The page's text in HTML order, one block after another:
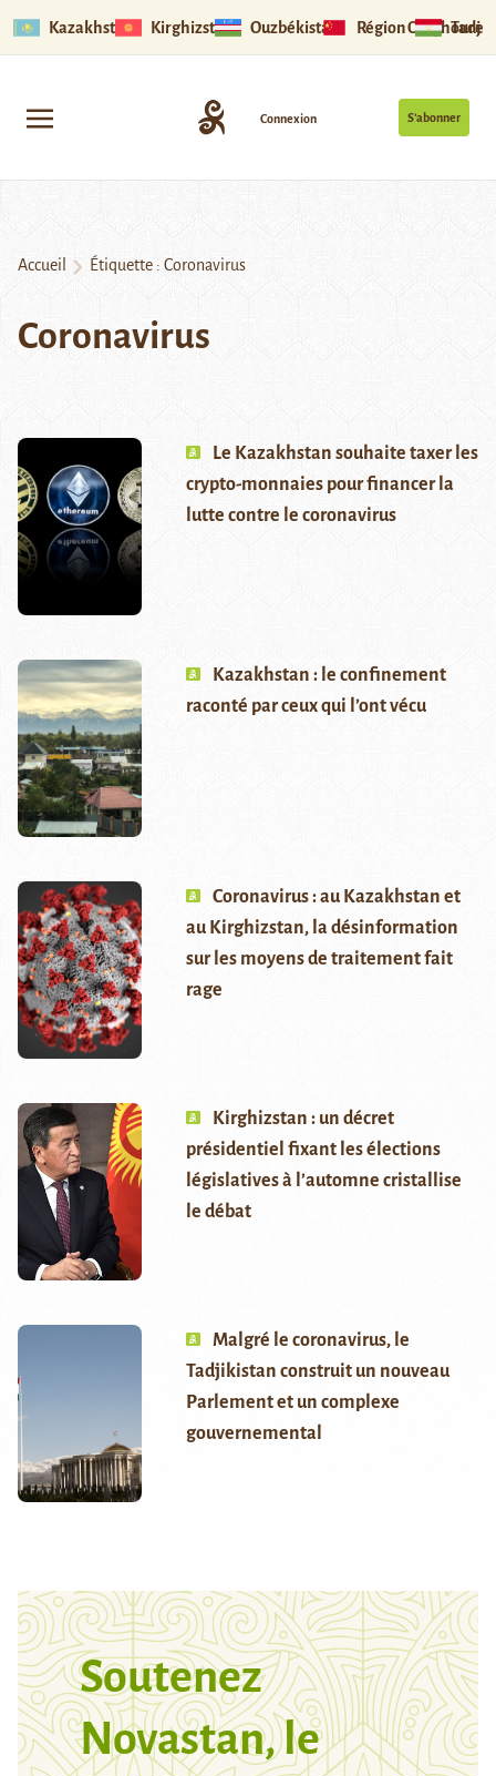
Kazakhstan Kirghizstan Ouzbékistan Région Ouïghoure
S’abonner
Connexion
Accueil Étiquette : Coronavirus
Coronavirus
Le Kazakhstan souhaite taxer les
crypto-monnaies pour financer la
lutte contre le coronavirus
Kazakhstan : le confinement
raconté par ceux qui l’ont vécu
Coronavirus : au Kazakhstan et
au Kirghizstan, la désinformation
sur les moyens de traitement fait
rage
Kirghizstan : un décret
présidentiel fixant les élections
législatives à l’automne cristallise
le débat
Malgré le coronavirus, le
Tadjikistan construit un nouveau
Parlement et un complexe
gouvernemental
Soutenez
Novastan, le